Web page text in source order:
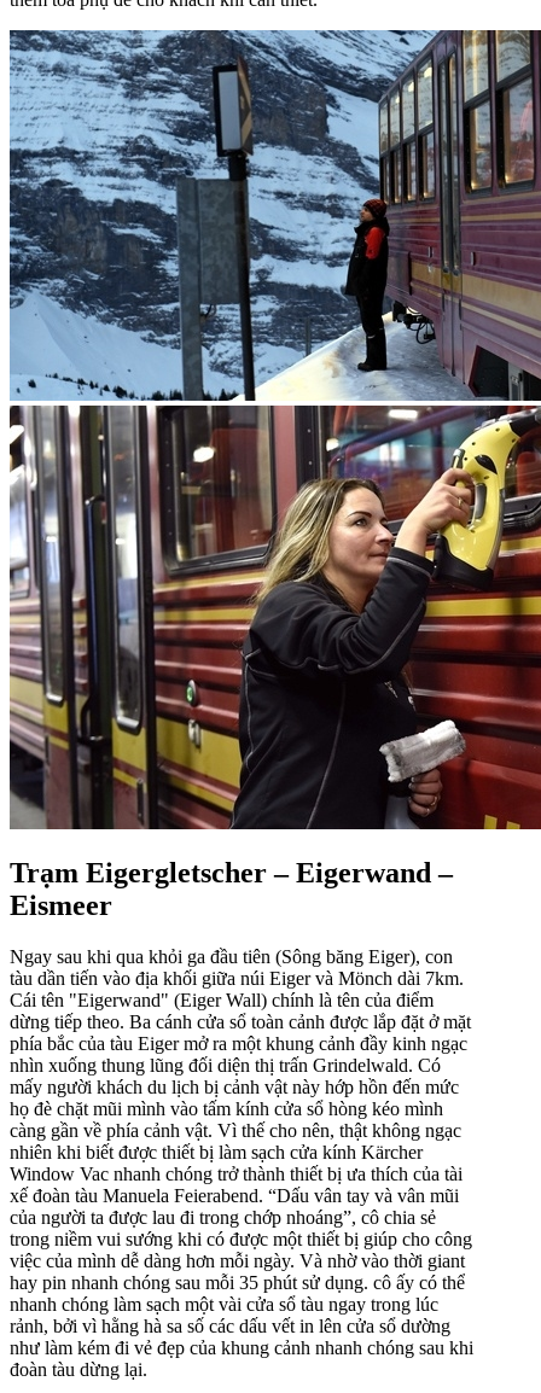
Trạm Eigergletscher – Eigerwand –
Eismeer
Ngay sau khi qua khỏi ga đầu tiên (Sông băng Eiger), con
tàu dần tiến vào địa khối giữa núi Eiger và Mönch dài 7km.
Cái tên "Eigerwand" (Eiger Wall) chính là tên của điểm
dừng tiếp theo. Ba cánh cửa sổ toàn cảnh được lắp đặt ở mặt
phía bắc của tàu Eiger mở ra một khung cảnh đầy kinh ngạc
nhìn xuống thung lũng đối diện thị trấn Grindelwald. Có
mấy người khách du lịch bị cảnh vật này hớp hồn đến mức
họ đè chặt mũi mình vào tấm kính cửa sổ hòng kéo mình
càng gần về phía cảnh vật. Vì thế cho nên, thật không ngạc
nhiên khi biết được thiết bị làm sạch cửa kính Kärcher
Window Vac nhanh chóng trở thành thiết bị ưa thích của tài
xế đoàn tàu Manuela Feierabend. “Dấu vân tay và vân mũi
của người ta được lau đi trong chớp nhoáng”, cô chia sẻ
trong niềm vui sướng khi có được một thiết bị giúp cho công
việc của mình dễ dàng hơn mỗi ngày. Và nhờ vào thời giant
hay pin nhanh chóng sau mỗi 35 phút sử dụng. cô ấy có thể
nhanh chóng làm sạch một vài cửa sổ tàu ngay trong lúc
rảnh, bởi vì hằng hà sa số các dấu vết in lên cửa sổ dường
như làm kém đi vẻ đẹp của khung cảnh nhanh chóng sau khi
đoàn tàu dừng lại.